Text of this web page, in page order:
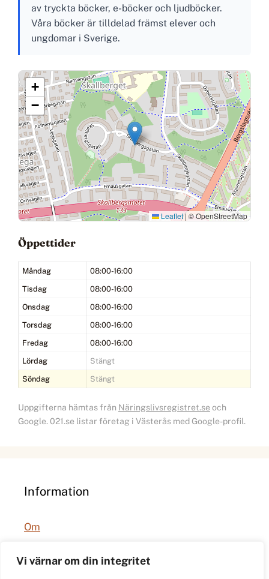
Vi värnar om din integritet
av tryckta böcker, e-böcker och ljudböcker.
Våra böcker är tilldelad främst elever och
ungdomar i Sverige.
+
−
Leaflet|© OpenStreetMap
Öppettider
Måndag
08:00-16:00
Tisdag
08:00-16:00
Onsdag
08:00-16:00
Torsdag
08:00-16:00
Fredag
08:00-16:00
Lördag
Stängt
Söndag
Stängt
Uppgifterna hämtas från Näringslivsregistret.se och
Google. 021.se listar företag i Västerås med Google-profil.
Information
Om